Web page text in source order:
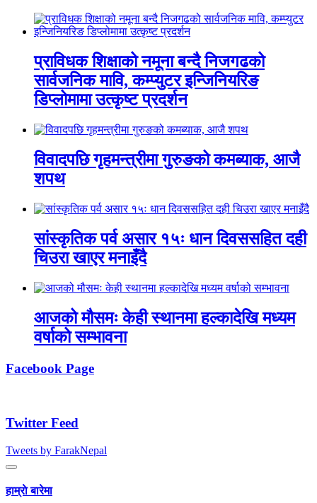
प्राविधक शिक्षाको नमूना बन्दै निजगढको
सार्वजनिक मावि, कम्प्युटर इन्जिनियरिङ
डिप्लोमामा उत्कृष्ट प्रदर्शन
विवादपछि गृहमन्त्रीमा गुरुङको कमब्याक, आजै
शपथ
सांस्कृतिक पर्व असार १५ः धान दिवससहित दही
चिउरा खाएर मनाइँदै
आजको मौसमः केही स्थानमा हल्कादेखि मध्यम
वर्षाको सम्भावना
Facebook Page
Twitter Feed
Tweets by FarakNepal
हाम्राे बारेमा